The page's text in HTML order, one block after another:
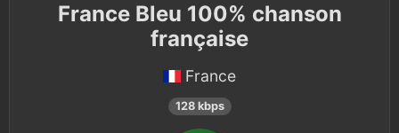
France Bleu 100% chanson
française
France
128 kbps